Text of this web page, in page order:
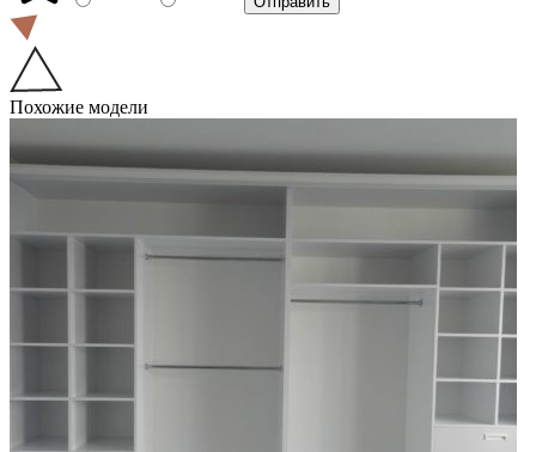
Похожие модели